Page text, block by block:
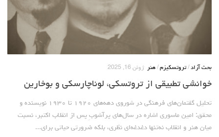
بحث آزاد /تروتسکیزم / هنر ژوئن 16, 2025
خوانشی تطبیقی از تروتسکی، لوناچارسکی و بوخارین
تحلیل گفتمان‌های فرهنگی در شوروی دهه‌های ۱۹۲۰ تا ۱۹۳۰ نویسنده و
محقق: امین ماسوری اشاره در سال‌های پرآشوبِ پس از انقلاب اکتبر، نسبت
میان هنر و انقلاب نه‌تنها دغدغه‌ای نظری، بلکه ضرورتی حیاتی برای...